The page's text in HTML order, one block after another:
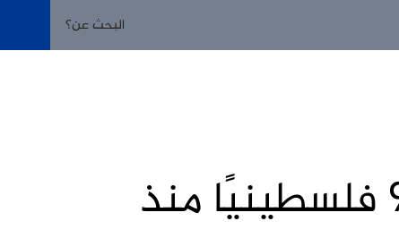
السلطات الإسرائيلية تعتقل 9920 فلسطينيًا منذ